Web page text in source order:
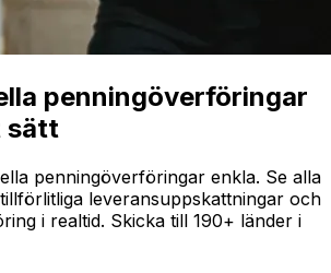
penningöverföringar
sätt
penningöverföringar enkla. Se alla
leveransuppskattningar och
i realtid. Skicka till 190+ länder i